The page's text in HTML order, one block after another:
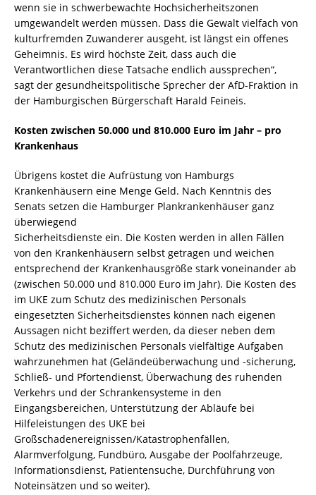
wenn sie in schwerbewachte Hochsicherheitszonen
umgewandelt werden müssen. Dass die Gewalt vielfach von
kulturfremden Zuwanderer ausgeht, ist längst ein offenes
Geheimnis. Es wird höchste Zeit, dass auch die
Verantwortlichen diese Tatsache endlich aussprechen“,
sagt der gesundheitspolitische Sprecher der AfD-Fraktion in
der Hamburgischen Bürgerschaft Harald Feineis.
Kosten zwischen 50.000 und 810.000 Euro im Jahr – pro
Krankenhaus
Übrigens kostet die Aufrüstung von Hamburgs
Krankenhäusern eine Menge Geld. Nach Kenntnis des
Senats setzen die Hamburger Plankrankenhäuser ganz
überwiegend
Sicherheitsdienste ein. Die Kosten werden in allen Fällen
von den Krankenhäusern selbst getragen und weichen
entsprechend der Krankenhausgröße stark voneinander ab
(zwischen 50.000 und 810.000 Euro im Jahr). Die Kosten des
im UKE zum Schutz des medizinischen Personals
eingesetzten Sicherheitsdienstes können nach eigenen
Aussagen nicht beziffert werden, da dieser neben dem
Schutz des medizinischen Personals vielfältige Aufgaben
wahrzunehmen hat (Geländeüberwachung und -sicherung,
Schließ- und Pfortendienst, Überwachung des ruhenden
Verkehrs und der Schrankensysteme in den
Eingangsbereichen, Unterstützung der Abläufe bei
Hilfeleistungen des UKE bei
Großschadenereignissen/Katastrophenfällen,
Alarmverfolgung, Fundbüro, Ausgabe der Poolfahrzeuge,
Informationsdienst, Patientensuche, Durchführung von
Noteinsätzen und so weiter).